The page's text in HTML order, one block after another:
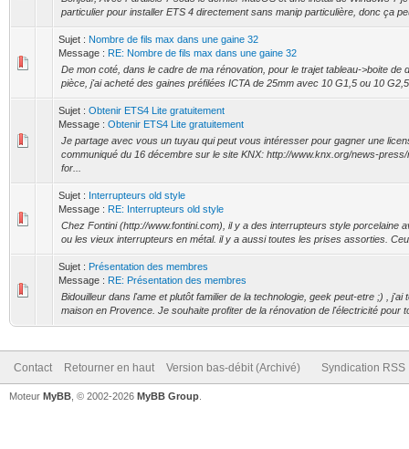
particulier pour installer ETS 4 directement sans manip particulière, donc ça
Sujet : Nombre de fils max dans une gaine 32
Message : RE: Nombre de fils max dans une gaine 32
De mon coté, dans le cadre de ma rénovation, pour le trajet tableau->boite de
pièce, j'ai acheté des gaines préfilées ICTA de 25mm avec 10 G1,5 ou 10
Sujet : Obtenir ETS4 Lite gratuitement
Message : Obtenir ETS4 Lite gratuitement
Je partage avec vous un tuyau qui peut vous intéresser pour gagner une
communiqué du 16 décembre sur le site KNX: http://www.knx.org/news-
for...
Sujet : Interrupteurs old style
Message : RE: Interrupteurs old style
Chez Fontini (http://www.fontini.com), il y a des interrupteurs style porcelaine
ou les vieux interrupteurs en métal. il y a aussi toutes les prises assorties.
Sujet : Présentation des membres
Message : RE: Présentation des membres
Bidouilleur dans l'ame et plutôt familier de la technologie, geek peut-etre ;) , j'ai
maison en Provence. Je souhaite profiter de la rénovation de l'électricité pour
Contact Retourner en haut Version bas-débit (Archivé) Syndication RSS
Moteur MyBB , © 2002-2026 MyBB Group